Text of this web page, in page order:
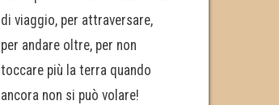
di viaggio, per attraversare,
per andare oltre, per non
toccare più la terra quando
ancora non si può volare!